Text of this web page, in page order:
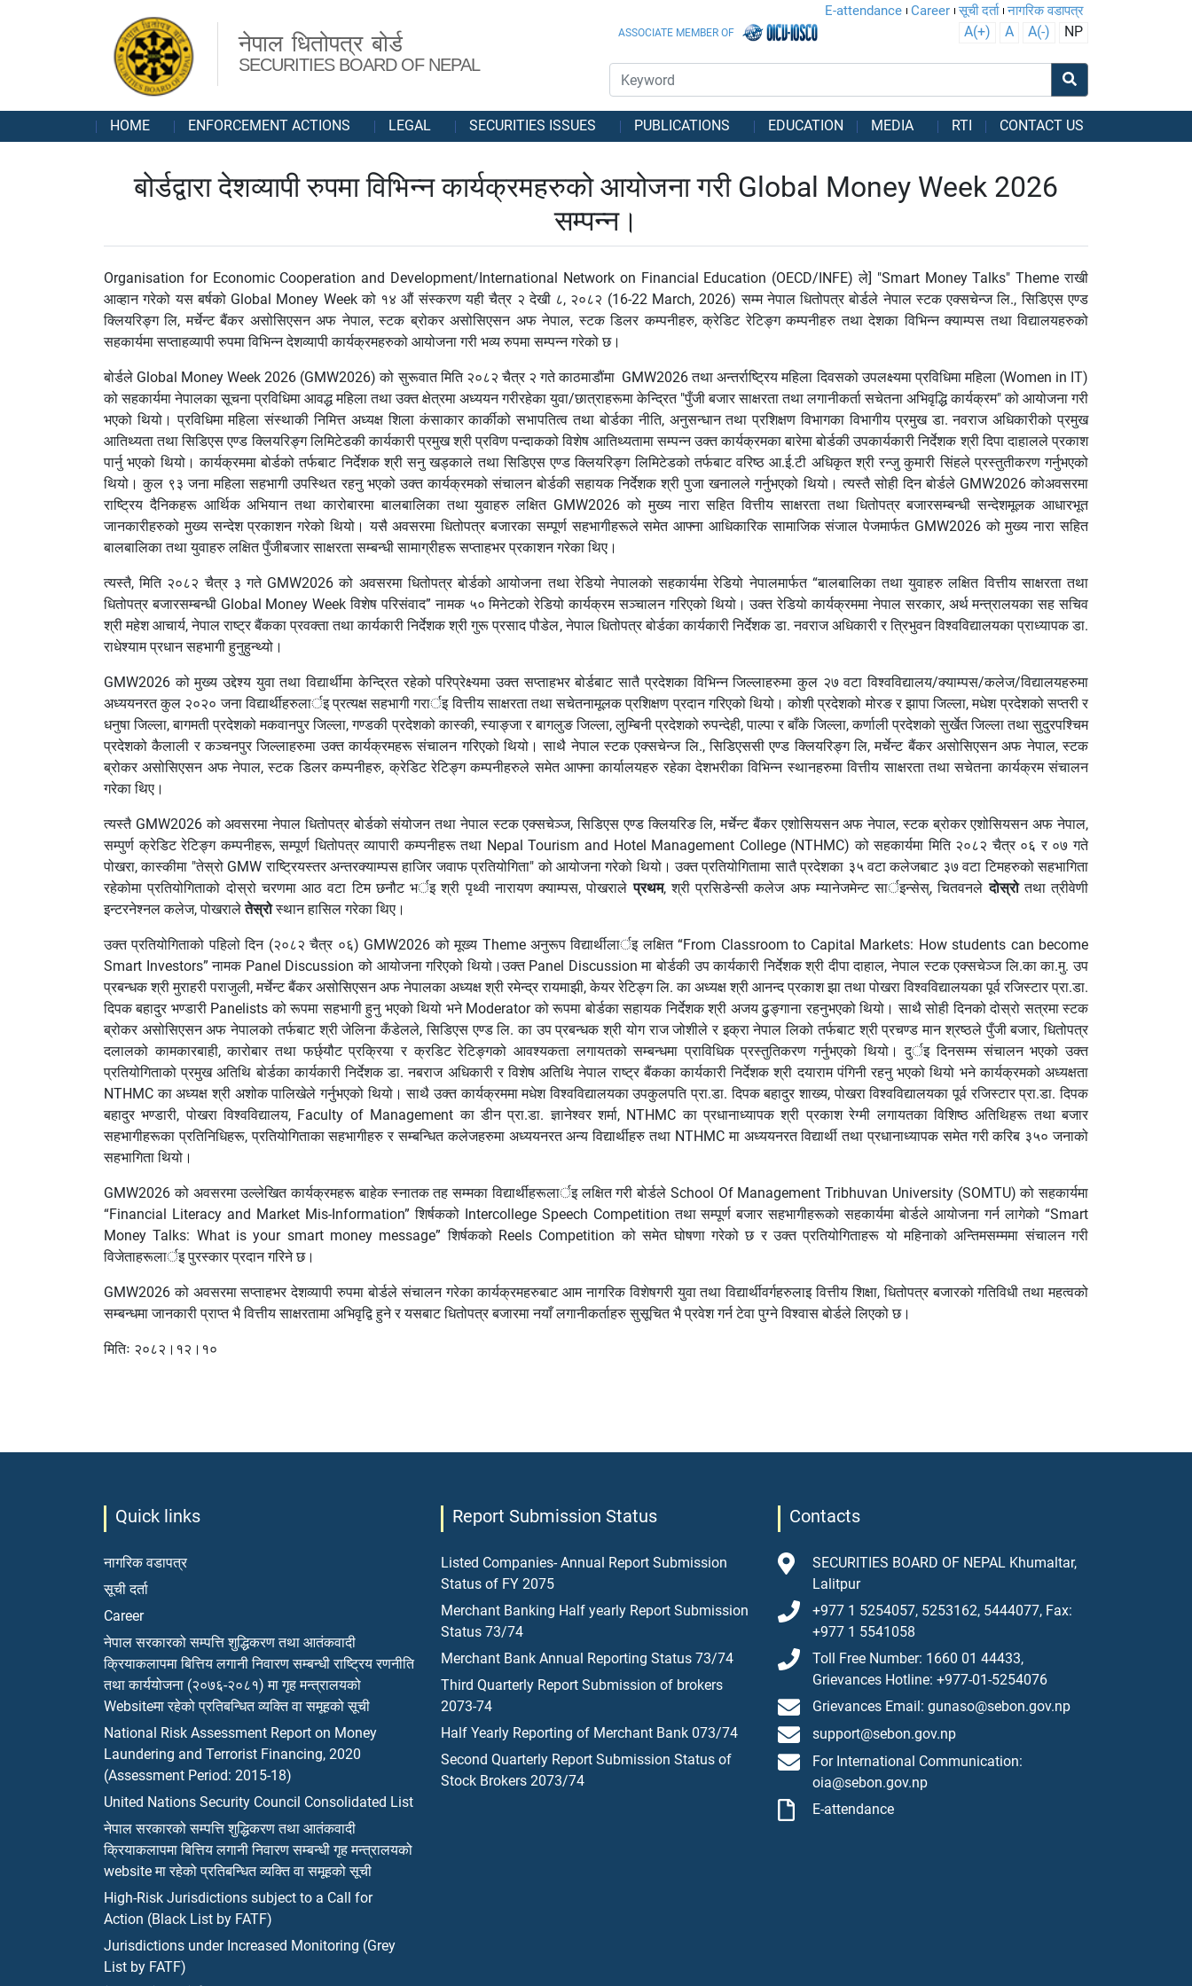
नेपाल धितोपत्र बोर्ड
SECURITIES BOARD OF NEPAL
E-attendance Career सूची दर्ता नागरिक वडापत्र
ASSOCIATE MEMBER OF A(+) A A(-) NP
HOME ENFORCEMENT ACTIONS LEGAL SECURITIES ISSUES PUBLICATIONS EDUCATION MEDIA RTI CONTACT US
बोर्डद्वारा देशव्यापी रुपमा विभिन्न कार्यक्रमहरुको आयोजना गरी Global Money Week 2026
सम्पन्न।
Organisation for Economic Cooperation and Development/International Network on Financial Education (OECD/INFE) ले] "Smart Money Talks" Theme राखी
आव्हान गरेको यस बर्षको Global Money Week को १४ औं संस्करण यही चैत्र २ देखी ८, २०८२ (16-22 March, 2026) सम्म नेपाल धितोपत्र बोर्डले नेपाल स्टक एक्सचेन्ज लि., सिडिएस एण्ड
क्लियरिङ्ग लि, मर्चेन्ट बैंकर असोसिएसन अफ नेपाल, स्टक ब्रोकर असोसिएसन अफ नेपाल, स्टक डिलर कम्पनीहरु, क्रेडिट रेटिङ्ग कम्पनीहरु तथा देशका विभिन्न क्याम्पस तथा विद्यालयहरुको
सहकार्यमा सप्ताहव्यापी रुपमा विभिन्न देशव्यापी कार्यक्रमहरुको आयोजना गरी भव्य रुपमा सम्पन्न गरेको छ।
बोर्डले Global Money Week 2026 (GMW2026) को सुरूवात मिति २०८२ चैत्र २ गते काठमाडौंमा GMW2026 तथा अन्तर्राष्ट्रिय महिला दिवसको उपलक्ष्यमा प्रविधिमा महिला (Women in IT)
को सहकार्यमा नेपालका सूचना प्रविधिमा आवद्ध महिला तथा उक्त क्षेत्रमा अध्ययन गरीरहेका युवा/छात्राहरूमा केन्द्रित "पुँजी बजार साक्षरता तथा लगानीकर्ता सचेतना अभिवृद्धि कार्यक्रम" को आयोजना गरी
भएको थियो। प्रविधिमा महिला संस्थाकी निमित्त अध्यक्ष शिला कंसाकार कार्कीको सभापतित्व तथा बोर्डका नीति, अनुसन्धान तथा प्रशिक्षण विभागका विभागीय प्रमुख डा. नवराज अधिकारीको प्रमुख
आतिथ्यता तथा सिडिएस एण्ड क्लियरिङ्ग लिमिटेडकी कार्यकारी प्रमुख श्री प्रविण पन्दाकको विशेष आतिथ्यतामा सम्पन्न उक्त कार्यक्रमका बारेमा बोर्डकी उपकार्यकारी निर्देशक श्री दिपा दाहालले प्रकाश
पार्नु भएको थियो। कार्यक्रममा बोर्डको तर्फबाट निर्देशक श्री सनु खड्काले तथा सिडिएस एण्ड क्लियरिङ्ग लिमिटेडको तर्फबाट वरिष्ठ आ.ई.टी अधिकृत श्री रन्जु कुमारी सिंहले प्रस्तुतीकरण गर्नुभएको
थियो। कुल ९३ जना महिला सहभागी उपस्थित रहनु भएको उक्त कार्यक्रमको संचालन बोर्डकी सहायक निर्देशक श्री पुजा खनालले गर्नुभएको थियो। त्यस्तै सोही दिन बोर्डले GMW2026 कोअवसरमा
राष्ट्रिय दैनिकहरू आर्थिक अभियान तथा कारोबारमा बालबालिका तथा युवाहरु लक्षित GMW2026 को मुख्य नारा सहित वित्तीय साक्षरता तथा धितोपत्र बजारसम्बन्धी सन्देशमूलक आधारभूत
जानकारीहरुको मुख्य सन्देश प्रकाशन गरेको थियो। यसै अवसरमा धितोपत्र बजारका सम्पूर्ण सहभागीहरूले समेत आफ्ना आधिकारिक सामाजिक संजाल पेजमार्फत GMW2026 को मुख्य नारा सहित
बालबालिका तथा युवाहरु लक्षित पुँजीबजार साक्षरता सम्बन्धी सामाग्रीहरू सप्ताहभर प्रकाशन गरेका थिए।
त्यस्तै, मिति २०८२ चैत्र ३ गते GMW2026 को अवसरमा धितोपत्र बोर्डको आयोजना तथा रेडियो नेपालको सहकार्यमा रेडियो नेपालमार्फत “बालबालिका तथा युवाहरु लक्षित वित्तीय साक्षरता तथा
धितोपत्र बजारसम्बन्धी Global Money Week विशेष परिसंवाद” नामक ५० मिनेटको रेडियो कार्यक्रम सञ्चालन गरिएको थियो। उक्त रेडियो कार्यक्रममा नेपाल सरकार, अर्थ मन्त्रालयका सह सचिव
श्री महेश आचार्य, नेपाल राष्ट्र बैंकका प्रवक्ता तथा कार्यकारी निर्देशक श्री गुरू प्रसाद पौडेल, नेपाल धितोपत्र बोर्डका कार्यकारी निर्देशक डा. नवराज अधिकारी र त्रिभुवन विश्वविद्यालयका प्राध्यापक डा.
राधेश्याम प्रधान सहभागी हुनुहुन्थ्यो।
GMW2026 को मुख्य उद्देश्य युवा तथा विद्यार्थीमा केन्द्रित रहेको परिप्रेक्ष्यमा उक्त सप्ताहभर बोर्डबाट सातै प्रदेशका विभिन्न जिल्लाहरुमा कुल २७ वटा विश्वविद्यालय/क्याम्पस/कलेज/विद्यालयहरुमा
अध्ययनरत कुल २०२० जना विद्यार्थीहरुलार्इ प्रत्यक्ष सहभागी गरार्इ वित्तीय साक्षरता तथा सचेतनामूलक प्रशिक्षण प्रदान गरिएको थियो। कोशी प्रदेशको मोरङ र झापा जिल्ला, मधेश प्रदेशको सप्तरी र
धनुषा जिल्ला, बागमती प्रदेशको मकवानपुर जिल्ला, गण्डकी प्रदेशको कास्की, स्याङ्जा र बागलुङ जिल्ला, लुम्बिनी प्रदेशको रुपन्देही, पाल्पा र बाँके जिल्ला, कर्णाली प्रदेशको सुर्खेत जिल्ला तथा सुदुरपश्चिम
प्रदेशको कैलाली र कञ्चनपुर जिल्लाहरुमा उक्त कार्यक्रमहरू संचालन गरिएको थियो। साथै नेपाल स्टक एक्सचेन्ज लि., सिडिएससी एण्ड क्लियरिङ्ग लि, मर्चेन्ट बैंकर असोसिएसन अफ नेपाल, स्टक
ब्रोकर असोसिएसन अफ नेपाल, स्टक डिलर कम्पनीहरु, क्रेडिट रेटिङ्ग कम्पनीहरुले समेत आफ्ना कार्यालयहरु रहेका देशभरीका विभिन्न स्थानहरुमा वित्तीय साक्षरता तथा सचेतना कार्यक्रम संचालन
गरेका थिए।
त्यस्तै GMW2026 को अवसरमा नेपाल धितोपत्र बोर्डको संयोजन तथा नेपाल स्टक एक्सचेञ्ज, सिडिएस एण्ड क्लियरिङ लि, मर्चेन्ट बैंकर एशोसियसन अफ नेपाल, स्टक ब्रोकर एशोसियसन अफ नेपाल,
सम्पुर्ण क्रेडिट रेटिङ्ग कम्पनीहरू, सम्पूर्ण धितोपत्र व्यापारी कम्पनीहरू तथा Nepal Tourism and Hotel Management College (NTHMC) को सहकार्यमा मिति २०८२ चैत्र ०६ र ०७ गते
पोखरा, कास्कीमा "तेस्रो GMW राष्ट्रियस्तर अन्तरक्याम्पस हाजिर जवाफ प्रतियोगिता" को आयोजना गरेको थियो। उक्त प्रतियोगितामा सातै प्रदेशका ३५ वटा कलेजबाट ३७ वटा टिमहरुको सहभागिता
रहेकोमा प्रतियोगिताको दोस्रो चरणमा आठ वटा टिम छनौट भर्इ श्री पृथ्वी नारायण क्याम्पस, पोखरालेप्रथम, श्री प्रसिडेन्सी कलेज अफ म्यानेजमेन्ट सार्इन्सेस्, चितवनलेदोस्रोतथा त्रीवेणी
इन्टरनेश्नल कलेज, पोखरालेतेस्रोस्थान हासिल गरेका थिए।
उक्त प्रतियोगिताको पहिलो दिन (२०८२ चैत्र ०६) GMW2026 को मूख्य Theme अनुरूप विद्यार्थीलार्इ लक्षित “From Classroom to Capital Markets: How students can become
Smart Investors” नामक Panel Discussion को आयोजना गरिएको थियो।उक्त Panel Discussion मा बोर्डकी उप कार्यकारी निर्देशक श्री दीपा दाहाल, नेपाल स्टक एक्सचेञ्ज लि.का का.मु. उप
प्रबन्धक श्री मुराहरी पराजुली, मर्चेन्ट बैंकर असोसिएसन अफ नेपालका अध्यक्ष श्री रमेन्द्र रायमाझी, केयर रेटिङ्ग लि. का अध्यक्ष श्री आनन्द प्रकाश झा तथा पोखरा विश्वविद्यालयका पूर्व रजिस्टार प्रा.डा.
दिपक बहादुर भण्डारी Panelists को रूपमा सहभागी हुनु भएको थियो भने Moderator को रूपमा बोर्डका सहायक निर्देशक श्री अजय ढुङ्गाना रहनुभएको थियो। साथै सोही दिनको दोस्रो सत्रमा स्टक
ब्रोकर असोसिएसन अफ नेपालको तर्फबाट श्री जेलिना कँडेलले, सिडिएस एण्ड लि. का उप प्रबन्धक श्री योग राज जोशीले र इक्रा नेपाल लिको तर्फबाट श्री प्रचण्ड मान श्रष्ठले पुँजी बजार, धितोपत्र
दलालको कामकारबाही, कारोबार तथा फर्छ्यौट प्रक्रिया र क्रडिट रेटिङ्गको आवश्यकता लगायतको सम्बन्धमा प्राविधिक प्रस्तुतिकरण गर्नुभएको थियो। दुर्इ दिनसम्म संचालन भएको उक्त
प्रतियोगिताको प्रमुख अतिथि बोर्डका कार्यकारी निर्देशक डा. नबराज अधिकारी र विशेष अतिथि नेपाल राष्ट्र बैंकका कार्यकारी निर्देशक श्री दयाराम पंगिनी रहनु भएको थियो भने कार्यक्रमको अध्यक्षता
NTHMC का अध्यक्ष श्री अशोक पालिखेले गर्नुभएको थियो। साथै उक्त कार्यक्रममा मधेश विश्वविद्यालयका उपकुलपति प्रा.डा. दिपक बहादुर शाख्य, पोखरा विश्वविद्यालयका पूर्व रजिस्टार प्रा.डा. दिपक
बहादुर भण्डारी, पोखरा विश्वविद्यालय, Faculty of Management का डीन प्रा.डा. ज्ञानेश्वर शर्मा, NTHMC का प्रधानाध्यापक श्री प्रकाश रेग्मी लगायतका विशिष्ठ अतिथिहरू तथा बजार
सहभागीहरूका प्रतिनिधिहरू, प्रतियोगिताका सहभागीहरु र सम्बन्धित कलेजहरुमा अध्ययनरत अन्य विद्यार्थीहरु तथा NTHMC मा अध्ययनरत विद्यार्थी तथा प्रधानाध्यापक समेत गरी करिब ३५० जनाको
सहभागिता थियो।
GMW2026 को अवसरमा उल्लेखित कार्यक्रमहरू बाहेक स्नातक तह सम्मका विद्यार्थीहरूलार्इ लक्षित गरी बोर्डले School Of Management Tribhuvan University (SOMTU) को सहकार्यमा
“Financial Literacy and Market Mis-Information” शिर्षकको Intercollege Speech Competition तथा सम्पूर्ण बजार सहभागीहरूको सहकार्यमा बोर्डले आयोजना गर्न लागेको “Smart
Money Talks: What is your smart money message” शिर्षकको Reels Competition को समेत घोषणा गरेको छ र उक्त प्रतियोगिताहरू यो महिनाको अन्तिमसम्ममा संचालन गरी
विजेताहरूलार्इ पुरस्कार प्रदान गरिने छ।
GMW2026 को अवसरमा सप्ताहभर देशव्यापी रुपमा बोर्डले संचालन गरेका कार्यक्रमहरुबाट आम नागरिक विशेषगरी युवा तथा विद्यार्थीवर्गहरुलाइ वित्तीय शिक्षा, धितोपत्र बजारको गतिविधी तथा महत्वको
सम्बन्धमा जानकारी प्राप्त भै वित्तीय साक्षरतामा अभिवृद्वि हुने र यसबाट धितोपत्र बजारमा नयाँ लगानीकर्ताहरु सुसूचित भै प्रवेश गर्न टेवा पुग्ने विश्वास बोर्डले लिएको छ।
मितिः २०८२।१२।१०
Quick links
नागरिक वडापत्र
सूची दर्ता
Career
नेपाल सरकारको सम्पत्ति शुद्धिकरण तथा आतंकवादी
क्रियाकलापमा बित्तिय लगानी निवारण सम्बन्धी राष्ट्रिय रणनीति
तथा कार्ययोजना (२०७६-२०८१) मा गृह मन्त्रालयको
Websiteमा रहेको प्रतिबन्धित व्यक्ति वा समूहको सूची
National Risk Assessment Report on Money
Laundering and Terrorist Financing, 2020
(Assessment Period: 2015-18)
United Nations Security Council Consolidated List
नेपाल सरकारको सम्पत्ति शुद्धिकरण तथा आतंकवादी
क्रियाकलापमा बित्तिय लगानी निवारण सम्बन्धी गृह मन्त्रालयको
website मा रहेको प्रतिबन्धित व्यक्ति वा समूहको सूची
High-Risk Jurisdictions subject to a Call for
Action (Black List by FATF)
Jurisdictions under Increased Monitoring (Grey
List by FATF)
Report Submission Status
Listed Companies- Annual Report Submission
Status of FY 2075
Merchant Banking Half yearly Report Submission
Status 73/74
Merchant Bank Annual Reporting Status 73/74
Third Quarterly Report Submission of brokers
2073-74
Half Yearly Reporting of Merchant Bank 073/74
Second Quarterly Report Submission Status of
Stock Brokers 2073/74
Contacts
SECURITIES BOARD OF NEPAL Khumaltar,
Lalitpur
+977 1 5254057, 5253162, 5444077, Fax:
+977 1 5541058
Toll Free Number: 1660 01 44433,
Grievances Hotline: +977-01-5254076
Grievances Email: gunaso@sebon.gov.np
support@sebon.gov.np
For International Communication:
oia@sebon.gov.np
E-attendance